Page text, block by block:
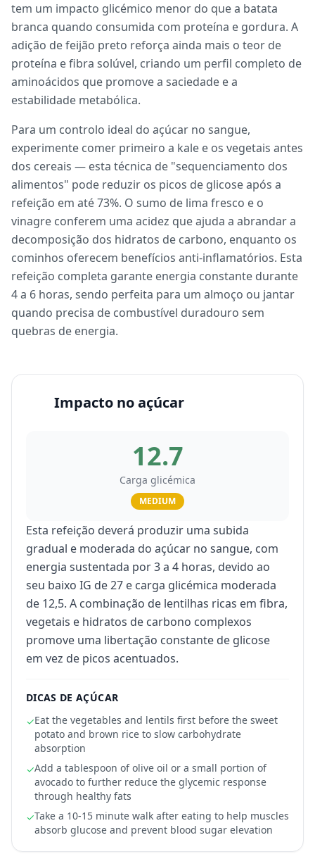
tem um impacto glicémico menor do que a batata
branca quando consumida com proteína e gordura. A
adição de feijão preto reforça ainda mais o teor de
proteína e fibra solúvel, criando um perfil completo de
aminoácidos que promove a saciedade e a
estabilidade metabólica.
Para um controlo ideal do açúcar no sangue,
experimente comer primeiro a kale e os vegetais antes
dos cereais — esta técnica de "sequenciamento dos
alimentos" pode reduzir os picos de glicose após a
refeição em até 73%. O sumo de lima fresco e o
vinagre conferem uma acidez que ajuda a abrandar a
decomposição dos hidratos de carbono, enquanto os
cominhos oferecem benefícios anti-inflamatórios. Esta
refeição completa garante energia constante durante
4 a 6 horas, sendo perfeita para um almoço ou jantar
quando precisa de combustível duradouro sem
quebras de energia.
Impacto no açúcar
12.7
Carga glicémica
MEDIUM
Esta refeição deverá produzir uma subida
gradual e moderada do açúcar no sangue, com
energia sustentada por 3 a 4 horas, devido ao
seu baixo IG de 27 e carga glicémica moderada
de 12,5. A combinação de lentilhas ricas em fibra,
vegetais e hidratos de carbono complexos
promove uma libertação constante de glicose
em vez de picos acentuados.
DICAS DE AÇÚCAR
✓Eat the vegetables and lentils first before the sweet
potato and brown rice to slow carbohydrate
absorption
✓Add a tablespoon of olive oil or a small portion of
avocado to further reduce the glycemic response
through healthy fats
✓Take a 10-15 minute walk after eating to help muscles
absorb glucose and prevent blood sugar elevation